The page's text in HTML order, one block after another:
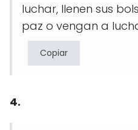
luchar, llenen sus
paz o vengan a
Copiar
4.